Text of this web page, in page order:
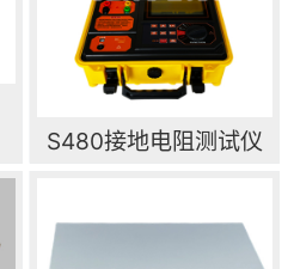
S480接地电阻测试仪